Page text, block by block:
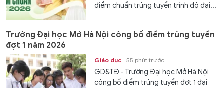
điểm chuẩn trúng tuyển trình độ đại...
Trường Đại học Mở Hà Nội công bố điểm trúng tuyển
đợt 1 năm 2026
Giáo dục 55 phút trước
GD&TĐ - Trường Đại học Mở Hà Nội
công bố điểm trúng tuyển đợt 1 đại